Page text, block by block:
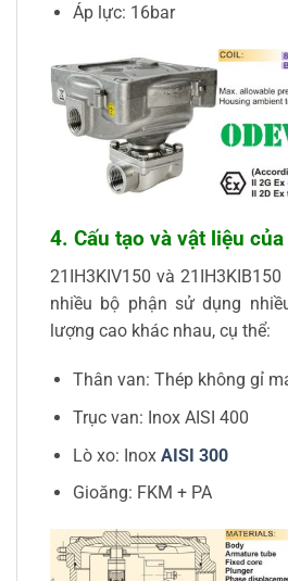
Áp lực: 16bar
4. Cấu tạo và vật liệu của
21IH3KIV150 và
nhiều bộ phận sử dụng
lượng cao khác nhau, cụ thể:
Thân van: Thép không gỉ
Trục van: Inox AISI 400
Lò xo: Inox AISI 300
Gioăng: FKM + PA